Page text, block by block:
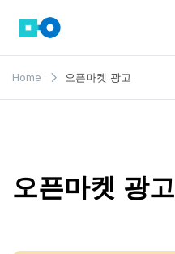
content
모인 해
외송금
Home 오픈마켓 광고
오픈마켓 광고